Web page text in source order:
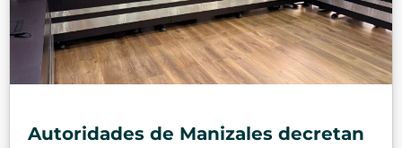
Autoridades de Manizales decretan